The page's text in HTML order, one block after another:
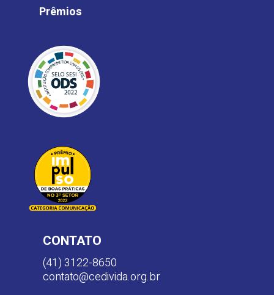
Prêmios
CONTATO
(41) 3122-8650
contato@cedivida.org.br